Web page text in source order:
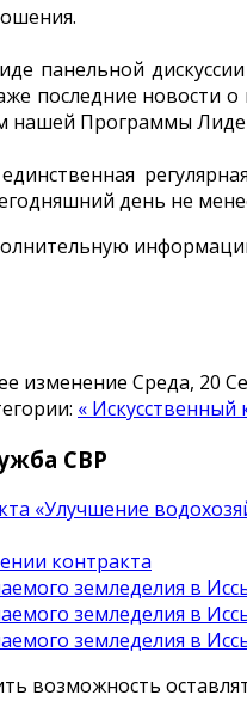
панельной
последние новости
нашей Программы
день не
изменение Среда, 20
«
СВР
«Улучшение
контракта
земледелия в
земледелия в
земледелия в
возможность